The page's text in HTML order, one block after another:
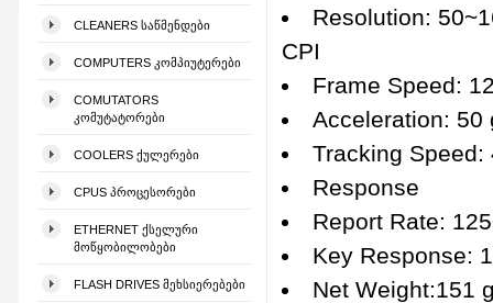
CLEANERS ᲡᲐᲬᲛᲔᲜᲓᲔᲑᲘ
COMPUTERS ᲙᲝᲛᲞᲘᲣᲢᲔᲠᲔᲑᲘ
COMUTATORS
ᲙᲝᲛᲣᲢᲐᲢᲝᲠᲔᲑᲘ
COOLERS ᲥᲣᲚᲔᲠᲔᲑᲘ
CPUS ᲞᲠᲝᲪᲔᲡᲝᲠᲔᲑᲘ
ETHERNET ᲥᲡᲔᲚᲣᲠᲘ
ᲛᲝᲬᲧᲝᲑᲘᲚᲝᲑᲔᲑᲘ
FLASH DRIVES ᲛᲔᲮᲡᲘᲔᲠᲔᲑᲔᲑᲘ
Resolution:
CPI
Frame Speed:
Acceleration: 50
Tracking Speed:
Response
Report Rate:
Key Response:
Net Weight:151